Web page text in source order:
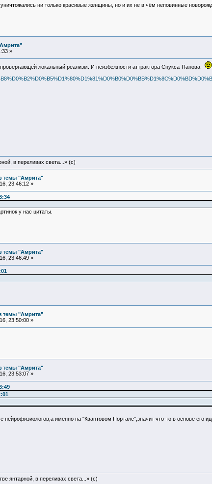
ни только красивые женщины, но и их не в чём неповинные
»
локальный реализм. И неизбежности аттрактора Снукса-Панова.
в переливах света...» (c)
темы "Амрита"
23:46:12 »
у нас цитаты.
темы "Амрита"
23:46:49 »
темы "Амрита"
23:50:00 »
темы "Амрита"
23:53:07 »
именно на "Квантовом Портале",значит что-то в основе его
янтарной, в переливах света...» (c)